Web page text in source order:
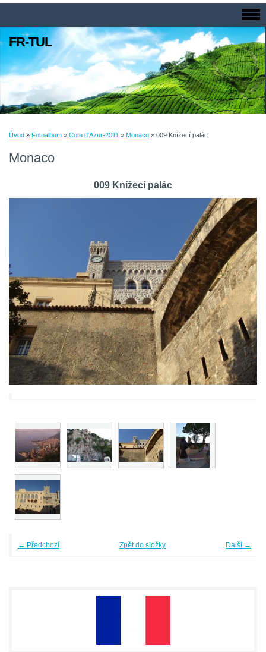
FR-TUL
Úvod » Fotoalbum » Cote d'Azur-2011 » Monaco » 009 Knížecí palác
Monaco
009 Knížecí palác
← Předchozí Další →
Zpět do složky